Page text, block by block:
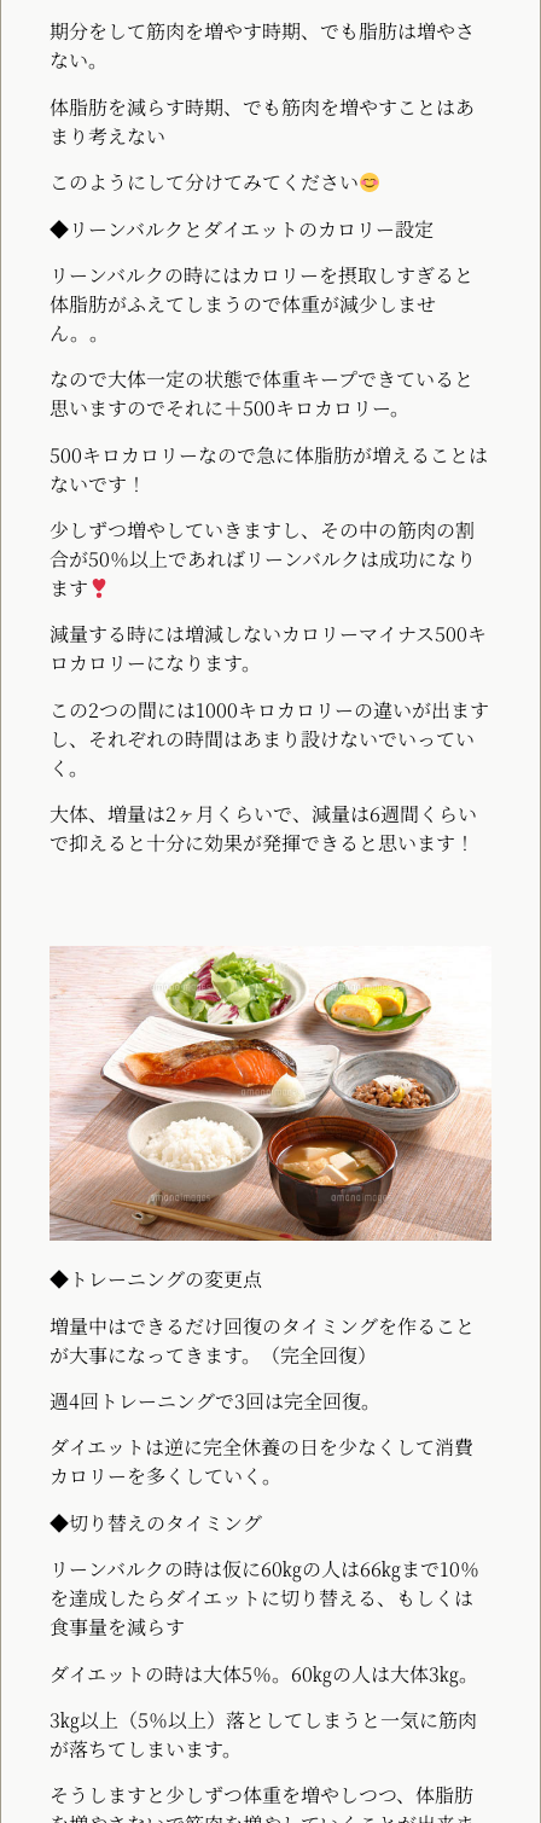
期分をして筋肉を増やす時期、でも脂肪は増やさ
ない。
体脂肪を減らす時期、でも筋肉を増やすことはあ
まり考えない
このようにして分けてみてください
◆リーンバルクとダイエットのカロリー設定
リーンバルクの時にはカロリーを摂取しすぎると
体脂肪がふえてしまうので体重が減少しませ
ん。。
なので大体一定の状態で体重キープできていると
思いますのでそれに＋500キロカロリー。
500キロカロリーなので急に体脂肪が増えることは
ないです！
少しずつ増やしていきますし、その中の筋肉の割
合が50％以上であればリーンバルクは成功になり
ます
減量する時には増減しないカロリーマイナス500キ
ロカロリーになります。
この2つの間には1000キロカロリーの違いが出ます
し、それぞれの時間はあまり設けないでいってい
く。
大体、増量は2ヶ月くらいで、減量は6週間くらい
で抑えると十分に効果が発揮できると思います！
◆トレーニングの変更点
増量中はできるだけ回復のタイミングを作ること
が大事になってきます。（完全回復）
週4回トレーニングで3回は完全回復。
ダイエットは逆に完全休養の日を少なくして消費
カロリーを多くしていく。
◆切り替えのタイミング
リーンバルクの時は仮に60㎏の人は66㎏まで10％
を達成したらダイエットに切り替える、もしくは
食事量を減らす
ダイエットの時は大体5％。60㎏の人は大体3㎏。
3㎏以上（5％以上）落としてしまうと一気に筋肉
が落ちてしまいます。
そうしますと少しずつ体重を増やしつつ、体脂肪